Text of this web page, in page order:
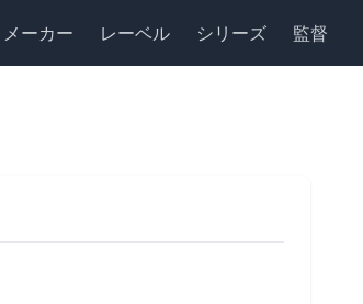
メーカー レーベル シリーズ 監督